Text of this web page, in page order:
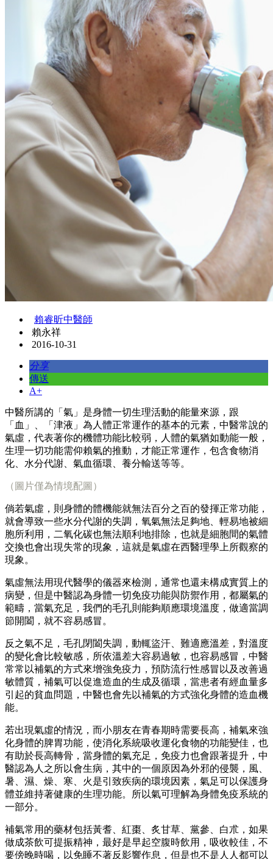
賴睿昕中醫師
賴永祥
2016-10-31
分享
傳送
A+
中醫所講的「氣」是身體一切生理活動的能量來源，跟
「血」、「津液」為人體正常運作的基本的元素，中醫常說的
氣虛，代表著你的機體功能比較弱，人體的氣猶如動能一般，
生理一切功能需仰賴氣的推動，才能正常運作，包含食物消
化、水分代謝、氣血循環、養分輸送等等。
（圖片僅為情境配圖）
倘若氣虛，則身體的體機能就無法百分之百的發揮正常功能，
就會導致一些水分代謝的失調，氧氣無法足夠地、輕易地被細
胞所利用，二氧化碳也無法順利地排除，也就是細胞間的氣體
交換也會出現失常的現象，這就是氣虛在西醫理學上所觀察的
現象。
氣虛無法用現代醫學的儀器來檢測，通常也還未構成實質上的
病變，但是中醫認為身體一切免疫功能與防禦作用，都屬氣的
範疇，當氣充足，我們的毛孔則能夠順應環境溫度，做適當調
節開闔，就不容易感冒。
反之氣不足，毛孔閉闔失調，動輒盜汗、難適應溫差，對溫度
的變化會比較敏感，所依溫差大容易過敏，也容易感冒，中醫
常常以補氣的方式來增強免疫力，預防流行性感冒以及改善過
敏體質，補氣可以促進造血的生成及循環，當患者有經血量多
引起的貧血問題，中醫也會先以補氣的方式強化身體的造血機
能。
若出現氣虛的情況，而小朋友在青春期時需要長高，補氣來強
化身體的脾胃功能，使消化系統吸收運化食物的功能變佳，也
有助於長高轉骨，當身體的氣充足，免疫力也會跟著提升，中
醫認為人之所以會生病，其中的一個原因為外邪的侵襲，風、
暑、濕、燥、寒、火是引致疾病的環境因素，氣足可以保護身
體並維持著健康的生理功能。所以氣可理解為身體免疫系統的
一部分。
補氣常用的藥材包括黃耆、紅棗、炙甘草、黨參、白朮，如果
做成茶飲可提振精神，最好是早起空腹時飲用，吸收較佳，不
要傍晚時喝，以免睡不著反影響作息，但是也不是人人都可以